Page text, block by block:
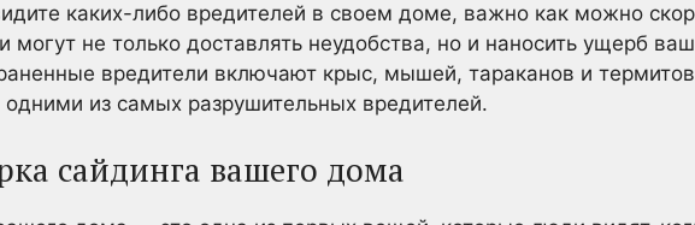
каких-либо вредителей в своем доме, важно как можно
могут не только доставлять неудобства, но и наносить ущерб
вредители включают крыс, мышей, тараканов и
одними из самых разрушительных вредителей.
сайдинга вашего дома